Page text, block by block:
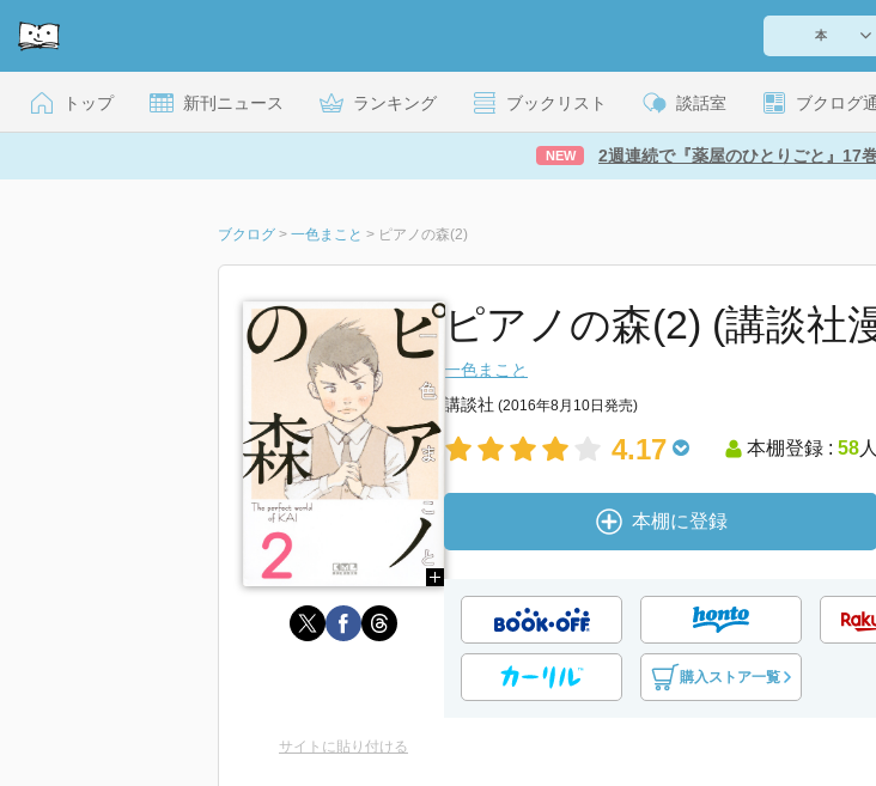
トップ 新刊ニュース ランキング ブックリスト 談話室 ブクログ
NEW 2週連続で『薬屋のひとりごと』17
ブクログ > 一色まこと > ピアノの森(2)
ピアノの森(2) (講談社
一色まこと
講談社 (2016年8月10日発売)
4.17 本棚登録 : 58人
本棚に登録
購入ストア一覧
サイトに貼り付ける